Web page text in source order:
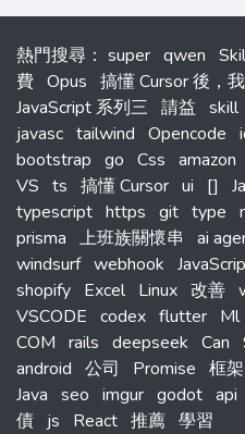
熱門搜尋 ： super qwen
費 Opus 搞懂 Cursor 後，
JavaScript 系列三 請益 skill
javasc tailwind Opencode
bootstrap go Css amazon
VS ts 搞懂 Cursor ui []
typescript https git type
prisma 上班族關懷串 ai
windsurf webhook
shopify Excel Linux 改善
VSCODE codex flutter Ml
COM rails deepseek Can
android 公司 Promise 框架
Java seo imgur godot api
債 js React 推薦 學習